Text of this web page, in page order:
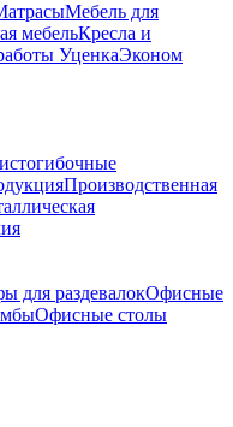
Мебель для
мебельКресла и
УценкаЭконом
Производственная
для раздевалокОфисные
Офисные столы